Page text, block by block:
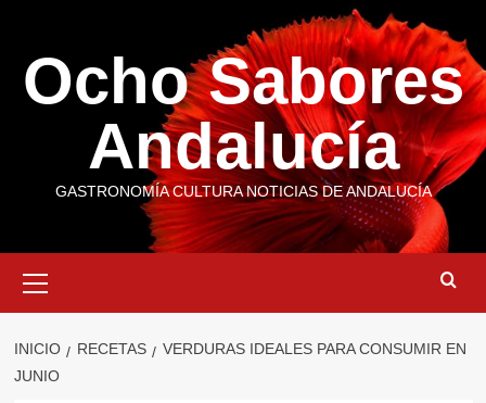
contenido
Ocho Sabores
Andalucía
GASTRONOMÍA CULTURA NOTICIAS DE ANDALUCÍA
primario
INICIO RECETAS
VERDURAS IDEALES PARA CONSUMIR EN
JUNIO